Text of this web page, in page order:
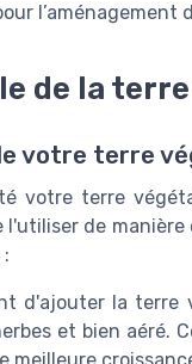
l’aménagement
de la
votre terre
votre terre
de
d'ajouter la terre
et bien